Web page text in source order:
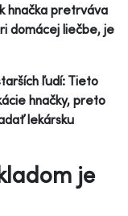
hnačka pretrváva
domácej liečbe, je
ľudí: Tieto
hnačky, preto
lekársku
je